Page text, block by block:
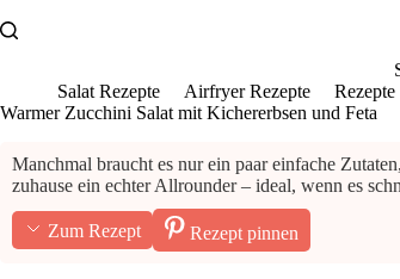
Inhalt
Salat Rezepte
Airfryer Rezepte
Rezepte
Warmer Zucchini Salat mit Kichererbsen und Feta
Manchmal braucht es nur ein paar einfache
zuhause ein echter Allrounder – ideal, wenn es
Zum Rezept Rezept pinnen